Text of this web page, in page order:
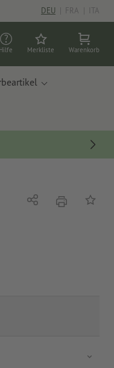
DEU | FRA | ITA
Hilfe Merkliste Warenkorb
Teilen DruckenAuf